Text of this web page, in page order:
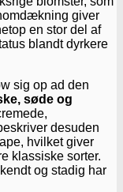
giver
en stor del af
blandt dyrkere
sig op ad den
søde og
desuden
hvilket giver
klassiske sorter.
og stadig har